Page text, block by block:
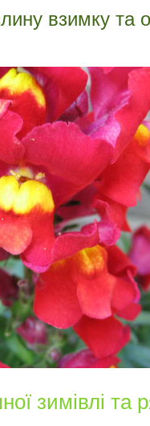
взимку та
зимівлі та